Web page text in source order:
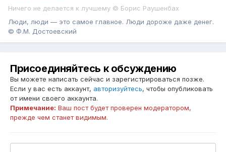
Ничего не делается к лучшему © Борис Раушенбах
Люди, люди — это самое главное. Люди дороже даже денег.
© Ф.М. Достоевский
Присоединяйтесь к обсуждению
Вы можете написать сейчас и зарегистрироваться позже.
Если у вас есть аккаунт, авторизуйтесь, чтобы опубликовать
от имени своего аккаунта.
Примечание: Ваш пост будет проверен модератором,
прежде чем станет видимым.